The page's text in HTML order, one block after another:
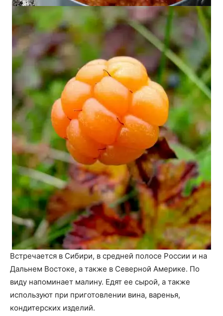
Встречается в Сибири, в средней полосе России и на
Дальнем Востоке, а также в Северной Америке. По
виду напоминает малину. Едят ее сырой, а также
используют при приготовлении вина, варенья,
кондитерских изделий.